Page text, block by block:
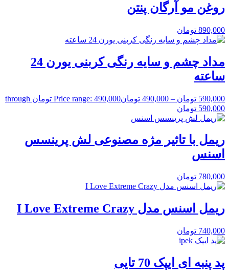
روغن مو آرگان پنتن
890,000 تومان
مداد چشم و سایه رنگی کربنی یورن 24
ساعته
590,000 تومان –
490,000 تومان
Price range: 490,000 تومان through
590,000 تومان
ریمل با تاثیر مژه مصنوعی لش پرینسس
اسنس
780,000 تومان
ریمل اسنس مدل I Love Extreme Crazy
740,000 تومان
پد پنبه ای ایپک 70 تایی